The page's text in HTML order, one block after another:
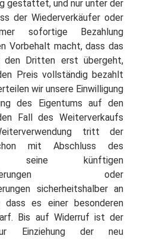
gestattet, und nur unter der
der Wiederverkäufer oder
sofortige Bezahlung
Vorbehalt macht, dass das
den Dritten erst übergeht,
Preis vollständig bezahlt
wir unsere Einwilligung
des Eigentums auf den
Fall des Weiterverkaufs
tritt der
mit Abschluss des
seine künftigen
oder
sicherheitshalber an
dass es einer besonderen
Bis auf Widerruf ist der
Einziehung der neu